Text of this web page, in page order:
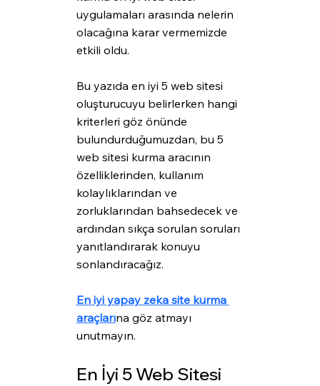
uygulamaları arasında nelerin
olacağına karar vermemizde
etkili oldu.
Bu yazıda en iyi 5 web sitesi
oluşturucuyu belirlerken hangi
kriterleri göz önünde
bulundurduğumuzdan, bu 5
web sitesi kurma aracının
özelliklerinden, kullanım
kolaylıklarından ve
zorluklarından bahsedecek ve
ardından sıkça sorulan soruları
yanıtlandırarak konuyu
sonlandıracağız.
En iyi yapay zeka site kurma
araçlarına göz atmayı
unutmayın.
En İyi 5 Web Sitesi